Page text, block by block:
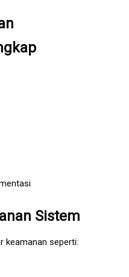
Sistem
keamanan seperti: